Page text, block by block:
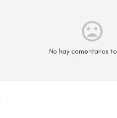
No hay comentarios